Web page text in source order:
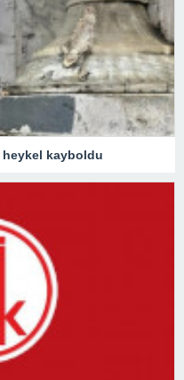
heykel kayboldu